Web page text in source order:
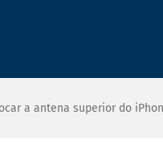
a antena superior do